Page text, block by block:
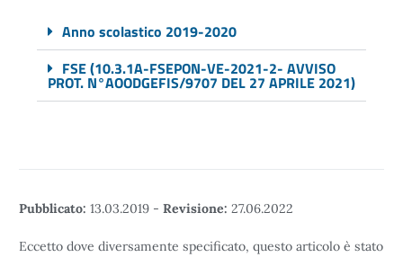
Anno scolastico 2019-2020
FSE (10.3.1A-FSEPON-VE-2021-2- AVVISO
PROT. N°AOODGEFIS/9707 DEL 27 APRILE 2021)
Pubblicato: 13.03.2019 - Revisione: 27.06.2022
Eccetto dove diversamente specificato, questo articolo è stato